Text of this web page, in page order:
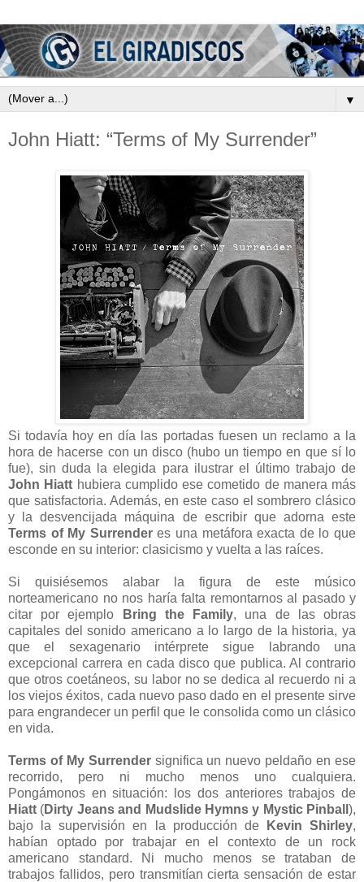
▼
John Hiatt: “Terms of My Surrender”
Si todavía hoy en día las portadas fuesen un reclamo a la
hora de hacerse con un disco (hubo un tiempo en que sí lo
fue), sin duda la elegida para ilustrar el último trabajo de
John Hiatt hubiera cumplido ese cometido de manera más
que satisfactoria. Además, en este caso el sombrero clásico
y la desvencijada máquina de escribir que adorna este
Terms of My Surrenderes una metáfora exacta de lo que
esconde en su interior: clasicismo y vuelta a las raíces.
Si quisiésemos alabar la figura de este músico
norteamericano no nos haría falta remontarnos al pasado y
citar por ejemplo
Bring the Family, una de las obras
capitales del sonido americano a lo largo de la historia, ya
que el sexagenario intérprete sigue labrando una
excepcional carrera en cada disco que publica. Al contrario
que otros coetáneos, su labor no se dedica al recuerdo ni a
los viejos éxitos, cada nuevo paso dado en el presente sirve
para engrandecer un perfil que le consolida como un clásico
en vida.
Terms of My Surrender significa un nuevo peldaño en ese
recorrido, pero ni mucho menos uno cualquiera.
Pongámonos en situación: los dos anteriores trabajos de
Hiatt (Dirty Jeans and Mudslide Hymns y Mystic Pinball ),
bajo la supervisión en la producción de
Kevin Shirley,
habían optado por trabajar en el contexto de un rock
americano standard. Ni mucho menos se trataban de
trabajos fallidos, pero transmitían cierta sensación de estar